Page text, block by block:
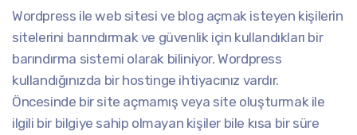
Wordpress ile web sitesi ve blog açmak isteyen kişilerin
sitelerini barındırmak ve güvenlik için kullandıkları bir
barındırma sistemi olarak biliniyor. Wordpress
kullandığınızda bir hostinge ihtiyacınız vardır.
Öncesinde bir site açmamış veya site oluşturmak ile
ilgili bir bilgiye sahip olmayan kişiler bile kısa bir süre